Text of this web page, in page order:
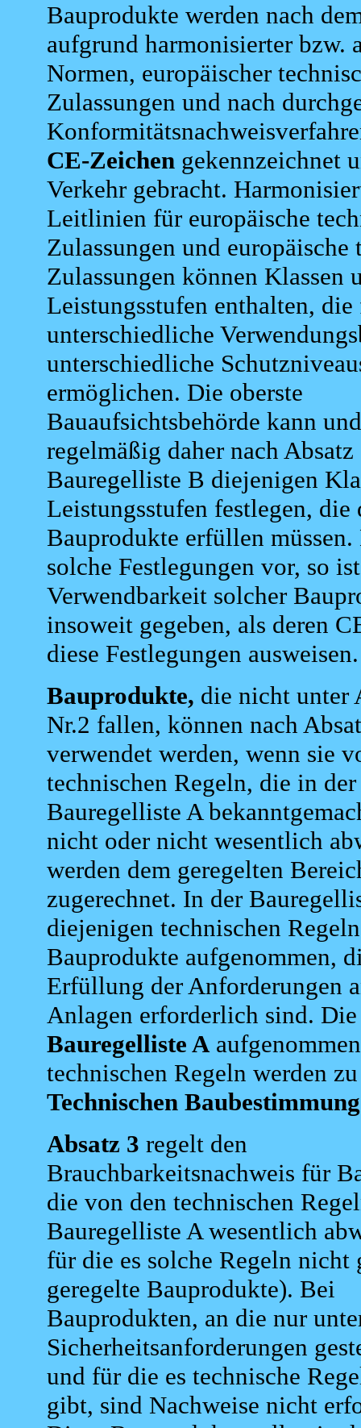
Bauprodukte werden nach
aufgrund harmonisierter bzw.
Normen, europäischer
Zulassungen und nach
CE-Zeichen gekennzeichnet
Verkehr gebracht.
Leitlinien für europäische
Zulassungen und europäische
Zulassungen können Klassen
Leistungsstufen enthalten, die
unterschiedliche
unterschiedliche
ermöglichen. Die oberste
Bauaufsichtsbehörde kann
regelmäßig daher nach
Bauregelliste B diejenigen
Leistungsstufen festlegen, die
Bauprodukte erfüllen
solche Festlegungen vor, so
Verwendbarkeit solcher
insoweit gegeben, als deren
diese Festlegungen ausweisen.
Bauprodukte, die nicht unter
Nr.2 fallen, können nach
verwendet werden, wenn sie
technischen Regeln, die in der
Bauregelliste A
nicht oder nicht wesentlich
werden dem geregelten
zugerechnet. In der
diejenigen technischen
Bauprodukte aufgenommen,
Erfüllung der Anforderungen
Anlagen erforderlich sind.
Bauregelliste A
technischen Regeln werden zu
Technischen
Absatz 3 regelt den
Brauchbarkeitsnachweis für
die von den technischen
Bauregelliste A wesentlich
für die es solche Regeln
geregelte Bauprodukte). Bei
Bauprodukten, an die nur
Sicherheitsanforderungen
und für die es technische
gibt, sind Nachweise nicht